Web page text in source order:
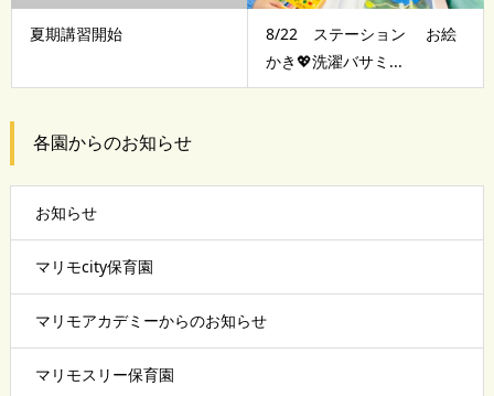
夏期講習開始
8/22 ステーション お絵
かき💖洗濯バサミ...
各園からのお知らせ
お知らせ
マリモcity保育園
マリモアカデミーからのお知らせ
マリモスリー保育園